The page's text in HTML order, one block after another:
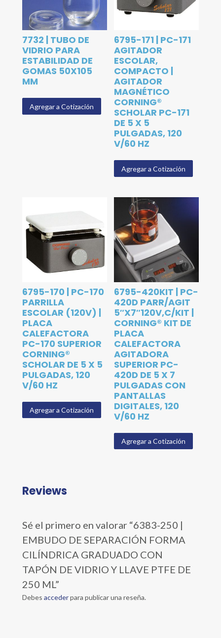
7732 | TUBO DE
VIDRIO PARA
ESTABILIDAD DE
GOMAS 50X105
MM
Agregar a Cotización
6795-171 | PC-171
AGITADOR
ESCOLAR,
COMPACTO |
AGITADOR
MAGNÉTICO
CORNING®
SCHOLAR PC-171
DE 5 X 5
PULGADAS, 120
V/60 HZ
Agregar a Cotización
6795-170 | PC-170
PARRILLA
ESCOLAR (120V) |
PLACA
CALEFACTORA
PC-170 SUPERIOR
CORNING®
SCHOLAR DE 5 X 5
PULGADAS, 120
V/60 HZ
Agregar a Cotización
6795-420KIT | PC-
420D PARR/AGIT
5″X7″120V,C/KIT |
CORNING® KIT DE
PLACA
CALEFACTORA
AGITADORA
SUPERIOR PC-
420D DE 5 X 7
PULGADAS CON
PANTALLAS
DIGITALES, 120
V/60 HZ
Agregar a Cotización
Reviews
Sé el primero en valorar “6383-250 |
EMBUDO DE SEPARACIÓN FORMA
CILÍNDRICA GRADUADO CON
TAPÓN DE VIDRIO Y LLAVE PTFE DE
250 ML”
Debes accederpara publicar una reseña.